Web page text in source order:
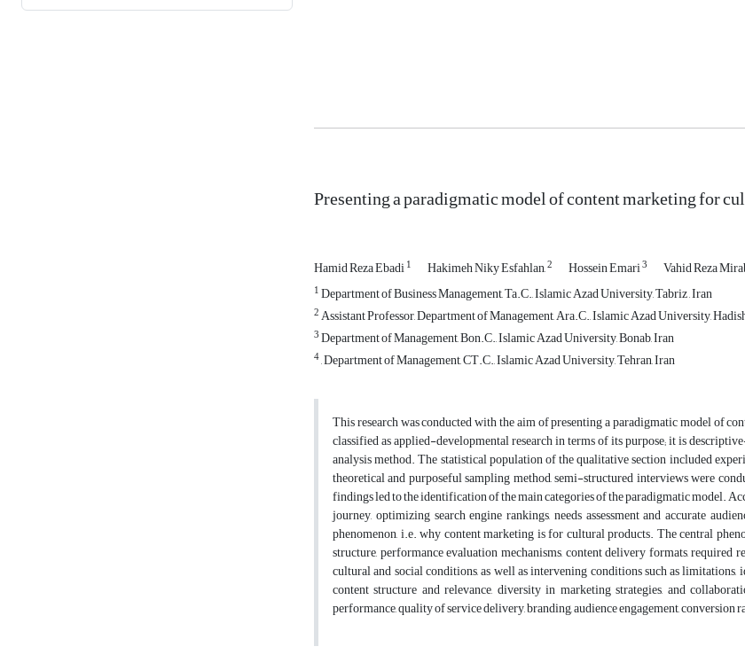
Presenting a paradigmatic model of content marketing for
Hamid Reza Ebadi1 Hakimeh Niky Esfahlan,2 Hossein Emari3 Vahid Reza
1Department of Business Management, Ta.C., Islamic Azad University, Tabriz , Iran
2Assistant Professor, Department of Management, Ara.C., Islamic Azad University,
3Department of Management, Bon.C., Islamic Azad University, Bonab, Iran
4, Department of Management, CT.C., Islamic Azad University, Tehran, Iran
This research was conducted with the aim of presenting a paradigmatic model of
classified as applied-developmental research in terms of its purpose; it is
analysis method. The statistical population of the qualitative section included
theoretical and purposeful sampling method, semi-structured interviews were
findings led to the identification of the main categories of the paradigmatic model.
journey, optimizing search engine rankings, needs assessment and accurate
phenomenon, i.e. why content marketing is for cultural products. The central
structure, performance evaluation mechanisms, content delivery formats,
cultural and social conditions, as well as intervening conditions such as
content structure and relevance, diversity in marketing strategies, and
performance, quality of service delivery, branding, audience engagement,